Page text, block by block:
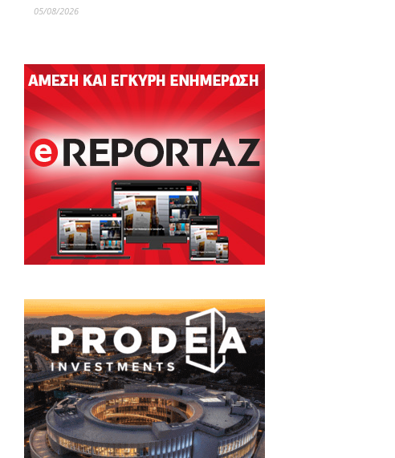
05/08/2026